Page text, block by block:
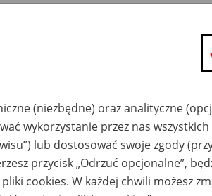
wgląd do danych zgromadzonych w
składanie wniosków i otrzymywanie
zadawanie pytań i otrzymywanie
Jeśli jesteś osobą ubezpieczoną (np.
możesz sprawdzić swoje dane
masz dostęp do informacji o stanie
masz dostęp do informacji o
Jeśli jesteś płatnikiem składek (np.
(niezbędne) oraz analityczne
wykorzystanie przez nas
lub dostosować swoje zgody
przycisk „Odrzuć opcjonalne”,
cookies. W każdej chwili możesz